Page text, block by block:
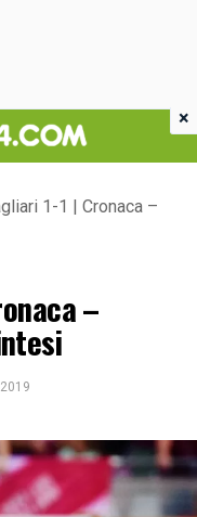
1-1 | Cronaca –
–
×